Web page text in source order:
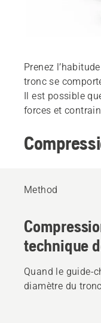
Prenez
tronc se
Il est possible
forces et
Method
technique
Quand le guide-
diamètre du